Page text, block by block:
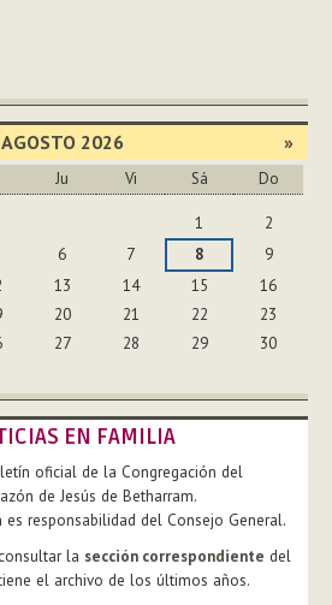
AGOSTO 2026 »
Ju Vi Sá Do
1
2
6 7 8
9
13 14 15
16
20 21 22
23
27 28 29
30
EN FAMILIA
oficial de la Congregación del
de Jesús de Betharram.
es responsabilidad del Consejo General.
la sección correspondiente del
el archivo de los últimos años.